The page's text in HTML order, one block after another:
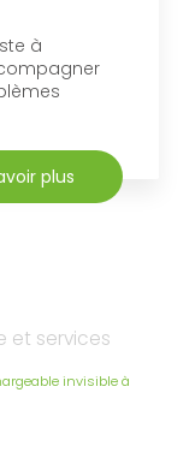
à
plus
et services
invisible à